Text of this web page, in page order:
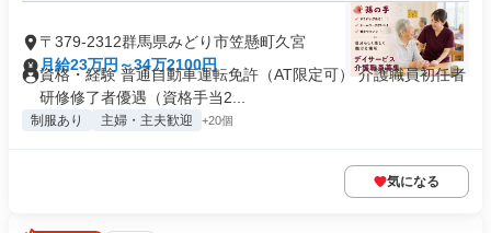
〒379-2312群馬県みどり市笠懸町久宮
月給23万円～34万2100円
資格・経験 普通自動車運転免許（AT限定可） 介護職員初任者
研修修了者優遇（資格手当2...
制服あり 主婦・主夫歓迎 +20個
気になる